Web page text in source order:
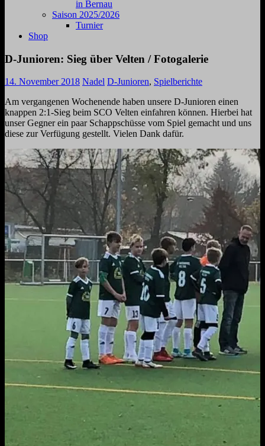
in Bernau
Saison 2025/2026
Turnier
Shop
D-Junioren: Sieg über Velten / Fotogalerie
14. November 2018 Nadel D-Junioren, Spielberichte
Am vergangenen Wochenende haben unsere D-Junioren einen
knappen 2:1-Sieg beim SCO Velten einfahren können. Hierbei hat
unser Gegner ein paar Schappschüsse vom Spiel gemacht und uns
diese zur Verfügung gestellt. Vielen Dank dafür.